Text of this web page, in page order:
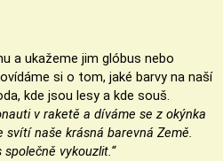
a ukažeme jim glóbus nebo
si o tom, jaké barvy na naší
kde jsou lesy a kde souš.
v raketě a díváme se z okýnka
naše krásná barevná Země.
vykouzlit.“